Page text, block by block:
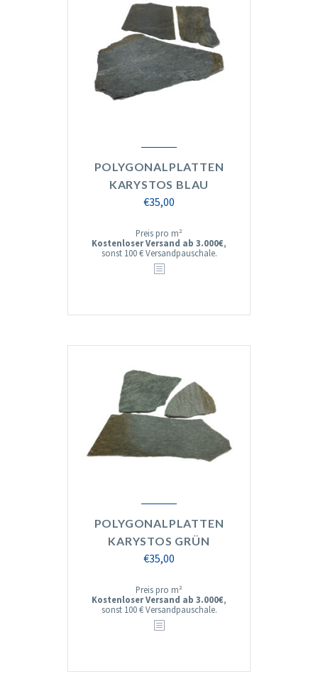
POLYGONALPLATTEN
KARYSTOS BLAU
€35,00
Preis pro m²
Kostenloser Versand ab 3.000€,
sonst 100 € Versandpauschale.
POLYGONALPLATTEN
KARYSTOS GRÜN
€35,00
Preis pro m²
Kostenloser Versand ab 3.000€,
sonst 100 € Versandpauschale.